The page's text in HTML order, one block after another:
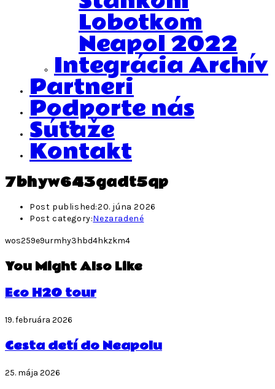
Lobotkom
Neapol 2022
Integrácia Archív
Partneri
Podporte nás
Súťaže
Kontakt
7bhyw643gadt5qp
Post published:20. júna 2026
Post category:Nezaradené
wos259e9urmhy3hbd4hkzkm4
You Might Also Like
Eco H2O tour
19. februára 2026
Cesta detí do Neapolu
25. mája 2026